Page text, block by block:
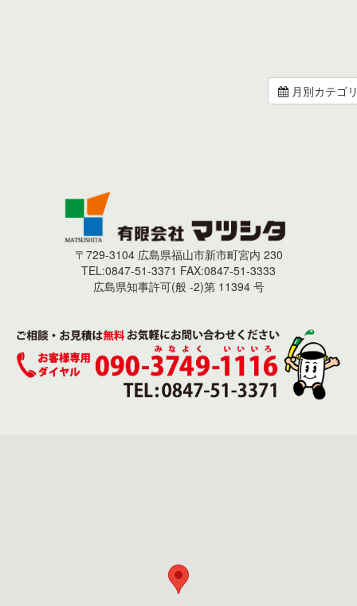
月別カテゴ
〒729-3104 広島県福山市新市町宮内 230
TEL:0847-51-3371 FAX:0847-51-3333
広島県知事許可(般 -2)第 11394 号